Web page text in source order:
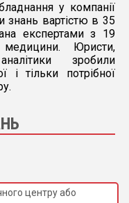
у компанії
знань вартістю в 35
експертами з 19
Юристи,
зробили
і тільки потрібної
центру або